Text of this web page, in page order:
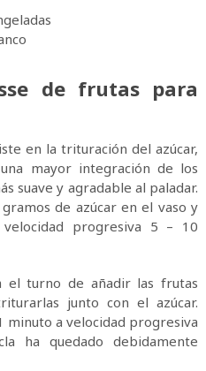
de frutas para
en la trituración del azúcar,
mayor integración de los
suave y agradable al paladar.
de azúcar en el vaso y
progresiva 5 – 10
el turno de añadir las frutas
junto con el azúcar.
minuto a velocidad progresiva
ha quedado debidamente